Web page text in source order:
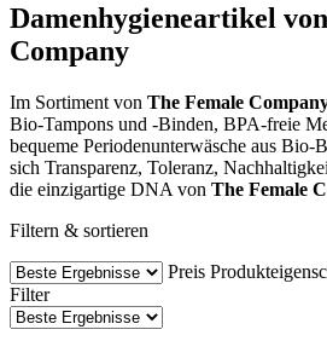
Damenhygieneartikel
Company
Im Sortiment von The Female
Bio-Tampons und -Binden, BPA-freie
bequeme Periodenunterwäsche aus
sich Transparenz, Toleranz,
die einzigartige DNA von The Female
Filtern & sortieren
Preis
Filter